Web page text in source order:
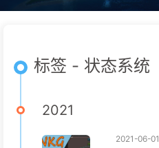
标签 - 状态系统
2021
2021-06-01